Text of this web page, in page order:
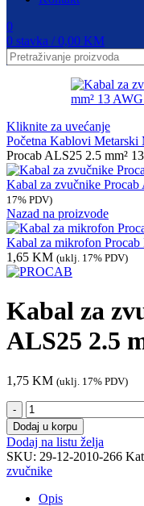
0
0 stavka / 0,00 KM
Kliknite za uvećanje
Početna Kablovi Metarski
Procab ALS25 2.5 mm²
Kabal za zvučnike
17% PDV)
Nazad na proizvode
Kabal za mikrofon
1,65 KM (uklj. 17% PDV)
Kabal za
ALS25 2.5
1,75 KM (uklj. 17% PDV)
Kabal
za
zvučnike
Procab
ALS25
2.5
mm²
Dodaj u korpu
Dodaj na listu želja
SKU: 29-12-2010-266
zvučnike
Opis